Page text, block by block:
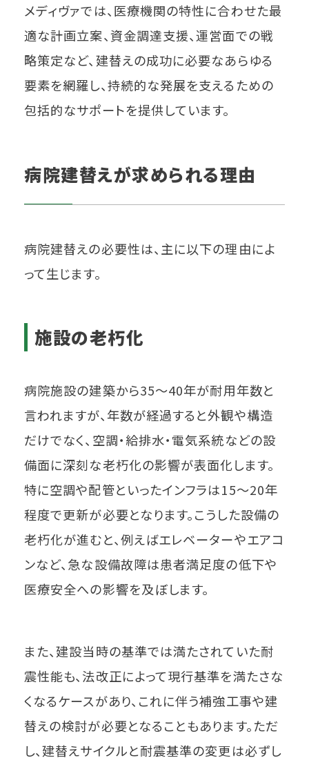
メディヴァでは、医療機関の特性に合わせた最
適な計画立案、資金調達支援、運営面での戦
略策定など、建替えの成功に必要なあらゆる
要素を網羅し、持続的な発展を支えるための
包括的なサポートを提供しています。
病院建替えが求められる理由
病院建替えの必要性は、主に以下の理由によ
って生じます。
施設の老朽化
病院施設の建築から35～40年が耐用年数と
言われますが、年数が経過すると外観や構造
だけでなく、空調・給排水・電気系統などの設
備面に深刻な老朽化の影響が表面化します。
特に空調や配管といったインフラは15～20年
程度で更新が必要となります。こうした設備の
老朽化が進むと、例えばエレベーターやエアコ
ンなど、急な設備故障は患者満足度の低下や
医療安全への影響を及ぼします。
また、建設当時の基準では満たされていた耐
震性能も、法改正によって現行基準を満たさな
くなるケースがあり、これに伴う補強工事や建
替えの検討が必要となることもあります。ただ
し、建替えサイクルと耐震基準の変更は必ずし